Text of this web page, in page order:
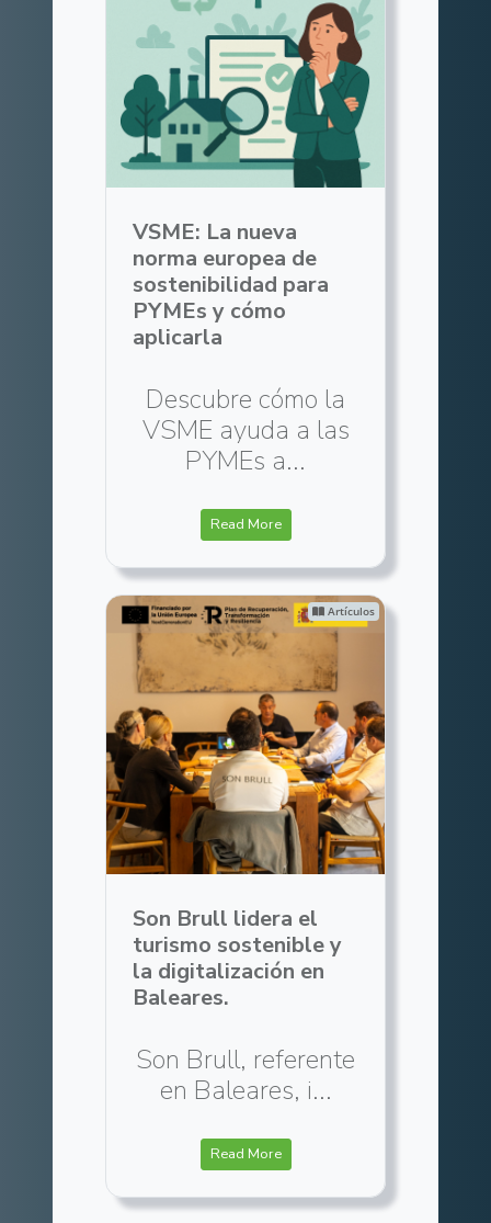
VSME: La nueva
norma europea de
sostenibilidad para
PYMEs y cómo
aplicarla
Descubre cómo la
VSME ayuda a las
PYMEs a...
Read More
Artículos
Son Brull lidera el
turismo sostenible y
la digitalización en
Baleares.
Son Brull, referente
en Baleares, i...
Read More